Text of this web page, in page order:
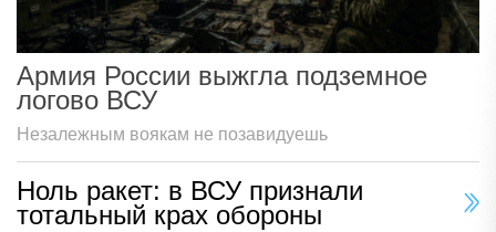
Армия России выжгла подземное
логово ВСУ
Незалежным воякам не позавидуешь
Ноль ракет: в ВСУ признали
тотальный крах обороны